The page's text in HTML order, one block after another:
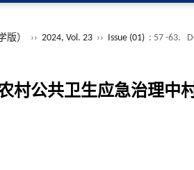
版） ›› 2024, Vol. 23 ›› Issue (01) : 57 -63.
村公共卫生应急治理中